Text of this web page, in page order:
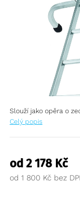
Slouží jako opěra o
Celý popis
od 2 178 Kč
od 1 800 Kč